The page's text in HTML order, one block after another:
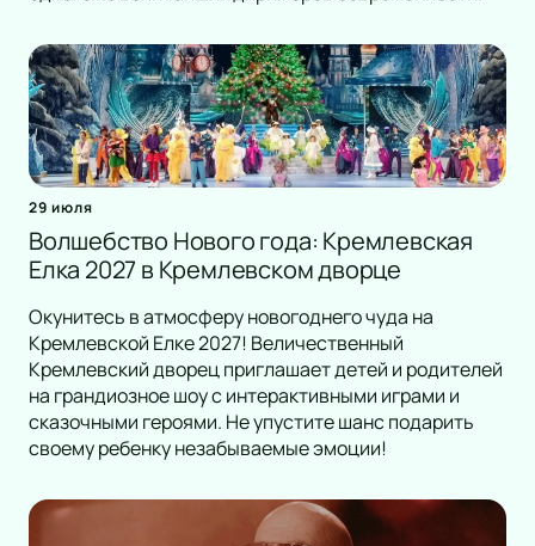
29 июля
Волшебство Нового года: Кремлевская
Елка 2027 в Кремлевском дворце
Окунитесь в атмосферу новогоднего чуда на
Кремлевской Елке 2027! Величественный
Кремлевский дворец приглашает детей и родителей
на грандиозное шоу с интерактивными играми и
сказочными героями. Не упустите шанс подарить
своему ребенку незабываемые эмоции!